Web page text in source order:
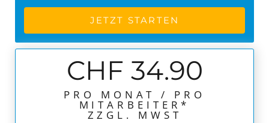
JETZT STARTEN
CHF 34.90
PRO MONAT / PRO
MITARBEITER*
ZZGL. MWST